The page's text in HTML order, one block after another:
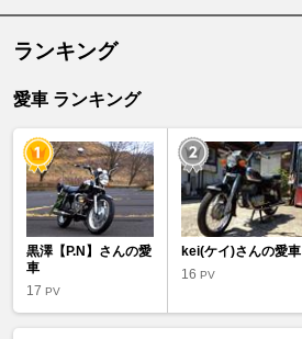
ランキング
愛車 ランキング
黒澤【P.N】さんの愛
車
17 PV
kei(ケイ)さんの愛車
16PV